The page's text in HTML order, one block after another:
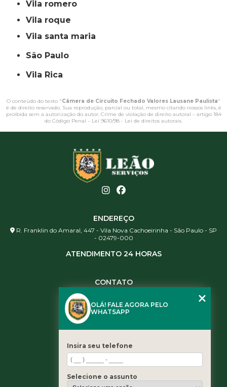
vila romero
vila roque
vila santa maria
São Paulo
Vila Rica
O conteúdo do texto "Câmera de Circuito Fechado Valores Lausane Paulista"
é de direito reservado. Sua reprodução, parcial ou total, mesmo citando nossos links, é
proibida sem a autorização do autor. Crime de violação de direito autoral – artigo 184
do Código Penal – Lei 9610/98 - Lei de direitos autorais.
ENDEREÇO
R. Franklin do Amaral, 447 - Vila Nova Cachoeirinha - São Paulo - SP
- 02479-000
ATENDIMENTO 24 HORAS
CONTATO
(11) 3461-5871
contato@leaoservicos.com.br
Home
Quem somos
OLÁ! FALE AGORA PELO
WHATSAPP
Insira seu telefone
Selecione o assunto